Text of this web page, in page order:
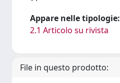
Appare nelle tipologie:
2.1 Articolo su rivista
File in questo prodotto: